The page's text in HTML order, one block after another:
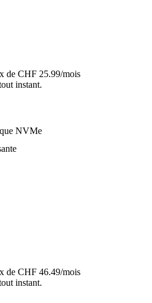
de CHF 25.99/mois
instant.
NVMe
de CHF 46.49/mois
instant.